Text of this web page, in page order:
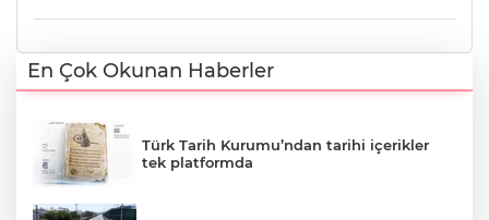
En Çok Okunan Haberler
Türk Tarih Kurumu’ndan tarihi içerikler
tek platformda